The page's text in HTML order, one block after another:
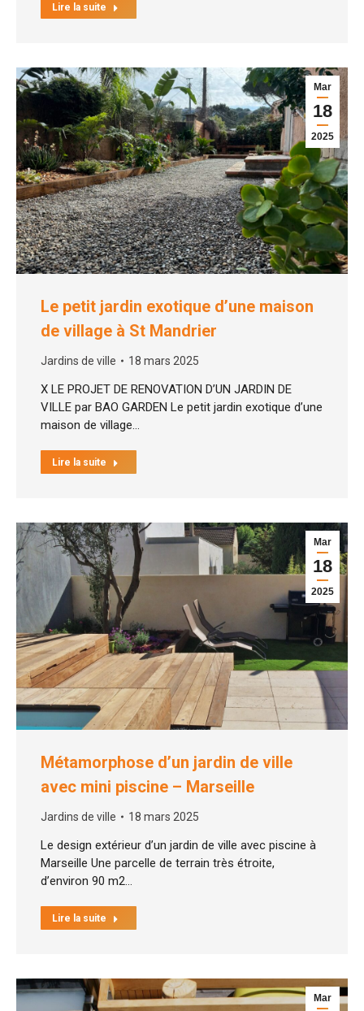
Lire la suite
Mar
18
2025
Le petit jardin exotique d’une maison
de village à St Mandrier
Jardins de ville 18 mars 2025
X LE PROJET DE RENOVATION D’UN JARDIN DE
VILLE par BAO GARDEN Le petit jardin exotique d’une
maison de village…
Lire la suite
Mar
18
2025
Métamorphose d’un jardin de ville
avec mini piscine – Marseille
Jardins de ville 18 mars 2025
Le design extérieur d’un jardin de ville avec piscine à
Marseille Une parcelle de terrain très étroite,
d’environ 90 m2…
Lire la suite
Mar